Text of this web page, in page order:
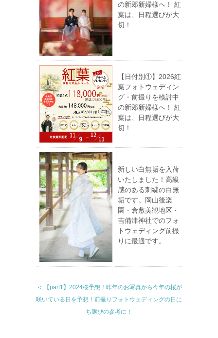
の新郎新婦様へ！ 紅
葉は、日程選びが大
切！
【日付別①】2026紅
葉フォトウェディン
グ・前撮りを検討中
の新郎新婦様へ！ 紅
葉は、日程選びが大
切！
新しい白無垢を入荷
いたしました！高級
感のある刺繍の白無
垢です。岡山後楽
園・倉敷美観地区・
吉備津神社でのフォ
トウェディング前撮
りに最適です。
＜ 【part1】2024桜予想！昨年のお写真から今年の桜が
咲いている日を予想！前撮りフォトウェディングの日に
ち選びの参考に！